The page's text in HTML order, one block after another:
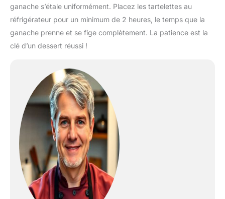
ganache s’étale uniformément. Placez les tartelettes au
réfrigérateur pour un minimum de 2 heures, le temps que la
ganache prenne et se fige complètement. La patience est la
clé d’un dessert réussi !